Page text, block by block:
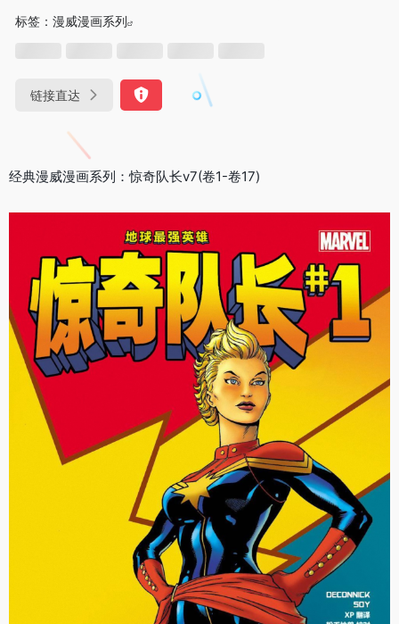
标签： 漫威漫画系列
链接直达
经典漫威漫画系列：惊奇队长v7(卷1-卷17)